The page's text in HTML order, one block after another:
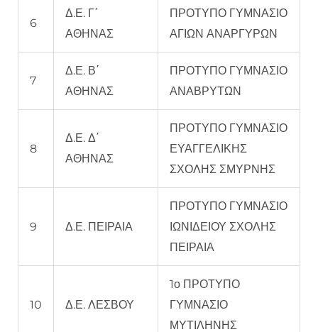
6
Δ.Ε. Γ΄
ΑΘΗΝΑΣ
ΠΡΟΤΥΠΟ ΓΥΜΝΑΣΙΟ
ΑΓΙΩΝ ΑΝΑΡΓΥΡΩΝ
7
Δ.Ε. Β΄
ΑΘΗΝΑΣ
ΠΡΟΤΥΠΟ ΓΥΜΝΑΣΙΟ
ΑΝΑΒΡΥΤΩΝ
8
Δ.Ε. Δ΄
ΑΘΗΝΑΣ
ΠΡΟΤΥΠΟ ΓΥΜΝΑΣΙΟ
ΕΥΑΓΓΕΛΙΚΗΣ
ΣΧΟΛΗΣ ΣΜΥΡΝΗΣ
9 Δ.Ε. ΠΕΙΡΑΙΑ
ΠΡΟΤΥΠΟ ΓΥΜΝΑΣΙΟ
ΙΩΝΙΔΕΙΟΥ ΣΧΟΛΗΣ
ΠΕΙΡΑΙΑ
10 Δ.Ε. ΛΕΣΒΟΥ
1ο ΠΡΟΤΥΠΟ
ΓΥΜΝΑΣΙΟ
ΜΥΤΙΛΗΝΗΣ